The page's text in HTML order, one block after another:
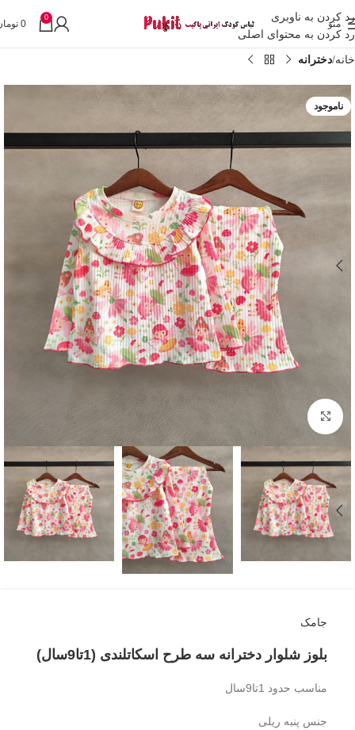
رد کردن به ناوبری
رد کردن به محتوای اصلی
منو
0
0
خانه دخترانه
ناموجود
بزرگنمایی تصویر
جامک
بلوز شلوار دخترانه سه طرح اسکاتلندی (1تا9سال)
مناسب حدود 1تا9سال
جنس پنبه ریلی